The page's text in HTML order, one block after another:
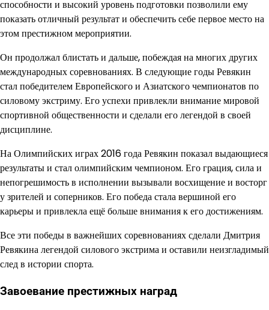
способности и высокий уровень подготовки позволили ему
показать отличный результат и обеспечить себе первое место на
этом престижном мероприятии.
Он продолжал блистать и дальше, побеждая на многих других
международных соревнованиях. В следующие годы Ревякин
стал победителем Европейского и Азиатского чемпионатов по
силовому экстриму. Его успехи привлекли внимание мировой
спортивной общественности и сделали его легендой в своей
дисциплине.
На Олимпийских играх 2016 года Ревякин показал выдающиеся
результаты и стал олимпийским чемпионом. Его грация, сила и
непогрешимость в исполнении вызывали восхищение и восторг
у зрителей и соперников. Его победа стала вершиной его
карьеры и привлекла ещё больше внимания к его достижениям.
Все эти победы в важнейших соревнованиях сделали Дмитрия
Ревякина легендой силового экстрима и оставили неизгладимый
след в истории спорта.
Завоевание престижных наград